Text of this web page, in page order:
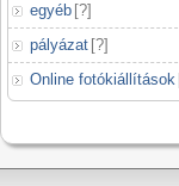
egyéb [?]
pályázat [?]
Online fotókiállítások